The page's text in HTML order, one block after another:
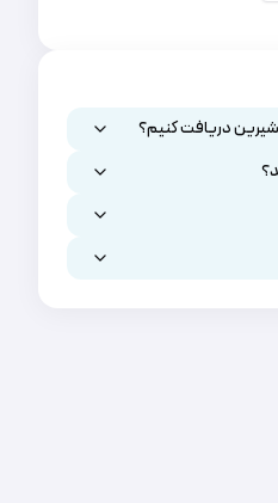
شیرین دریافت کنیم؟